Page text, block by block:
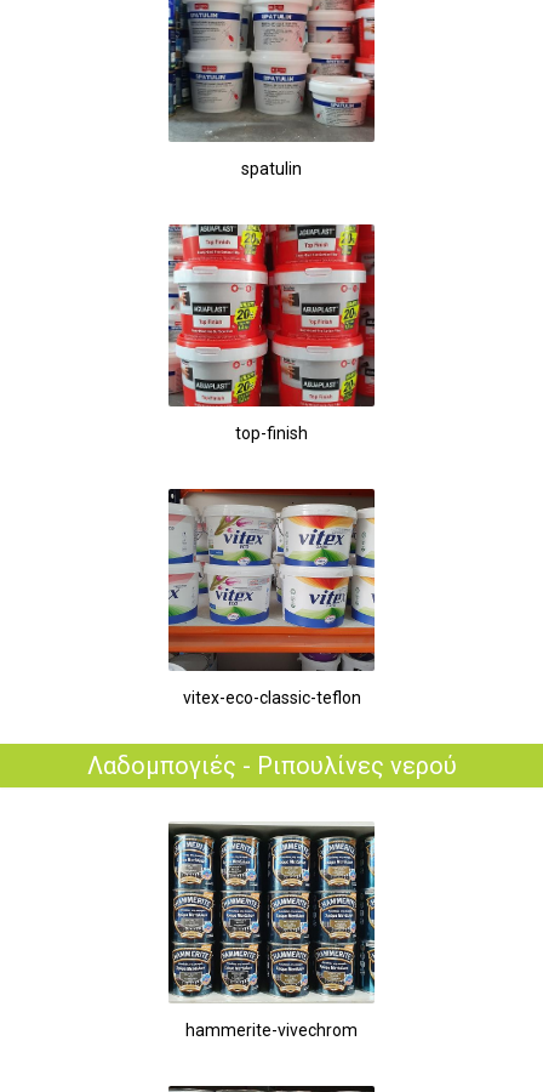
spatulin
top-finish
vitex-eco-classic-teflon
Λαδομπογιές - Ριπουλίνες νερού
hammerite-vivechrom